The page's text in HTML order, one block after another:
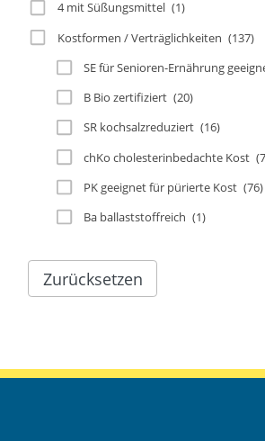
4 mit Süßungsmittel (1)
Kostformen / Verträglichkeiten (137)
SE für Senioren-Ernährung
B Bio zertifiziert (20)
SR kochsalzreduziert (16)
chKo cholesterinbedachte Kost
PK geeignet für pürierte Kost (76)
Ba ballaststoffreich (1)
Zurücksetzen